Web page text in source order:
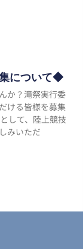
について◆
か？滝祭実行委
ける皆様を募集
して、陸上競技
みいただ